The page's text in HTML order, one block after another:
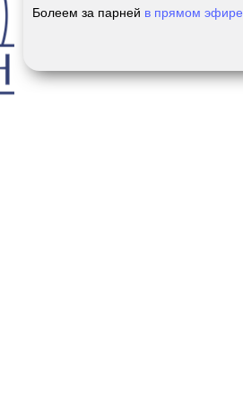
Болеем за парней в прямом эфире